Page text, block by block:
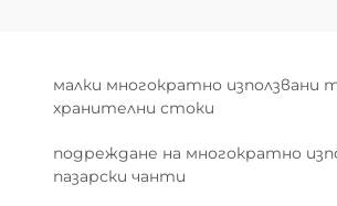
малки многократно използвани
хранителни стоки
подреждане на многократно
пазарски чанти